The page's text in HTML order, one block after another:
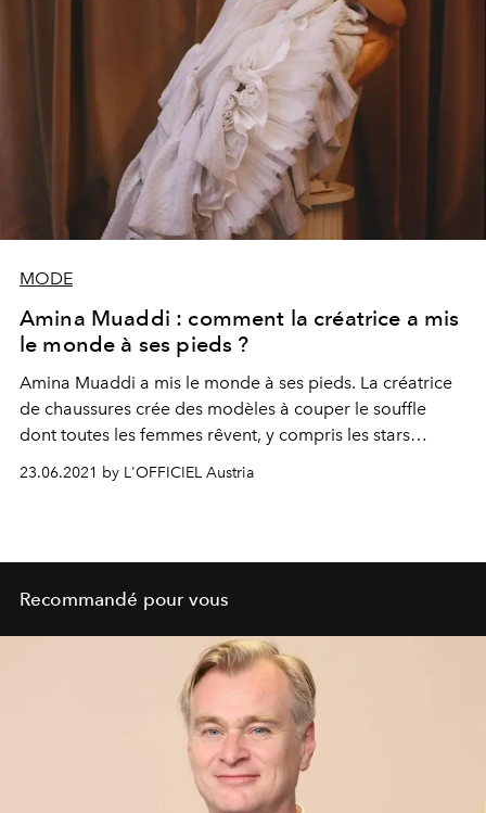
MODE
Amina Muaddi : comment la créatrice a mis
le monde à ses pieds ?
Amina Muaddi a mis le monde à ses pieds. La créatrice
de chaussures crée des modèles à couper le souffle
dont toutes les femmes rêvent, y compris les stars
comme Rihanna, Dua Lipa ou Kendall Jenner ! Son
langage stylistique caractéristique et son esthétique
on n'a pas fini d'entendre parler.
23.06.2021 by L'OFFICIEL Austria
Recommandé pour vous